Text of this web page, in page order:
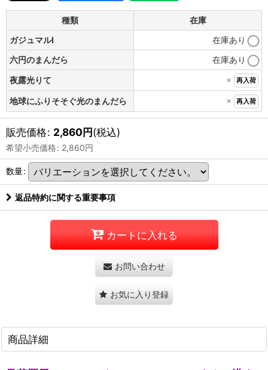
種類
在庫
ガジュマルI
在庫あり
六円のまんだら
在庫あり
夜露光りて
× 再入荷
地球にふりそそぐ光のまんだら × 再入荷
販売価格: 2,860円(税込)
希望小売価格: 2,860円
数量:
返品特約に関する重要事項
カートに入れる
お問い合わせ
お気に入り登録
商品詳細